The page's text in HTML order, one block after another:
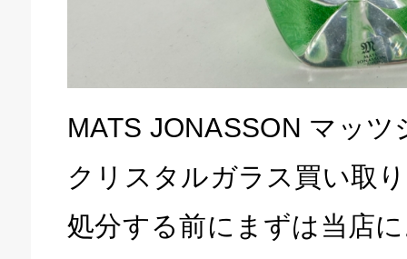
MATS JONASSON マッ
クリスタルガラス買い取
処分する前にまずは当店
生活館 豊橋東脇本店